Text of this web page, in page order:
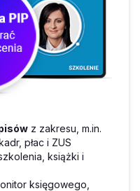
z zakresu, m.in.
płac i ZUS
szkolenia, książki i
księgowego,